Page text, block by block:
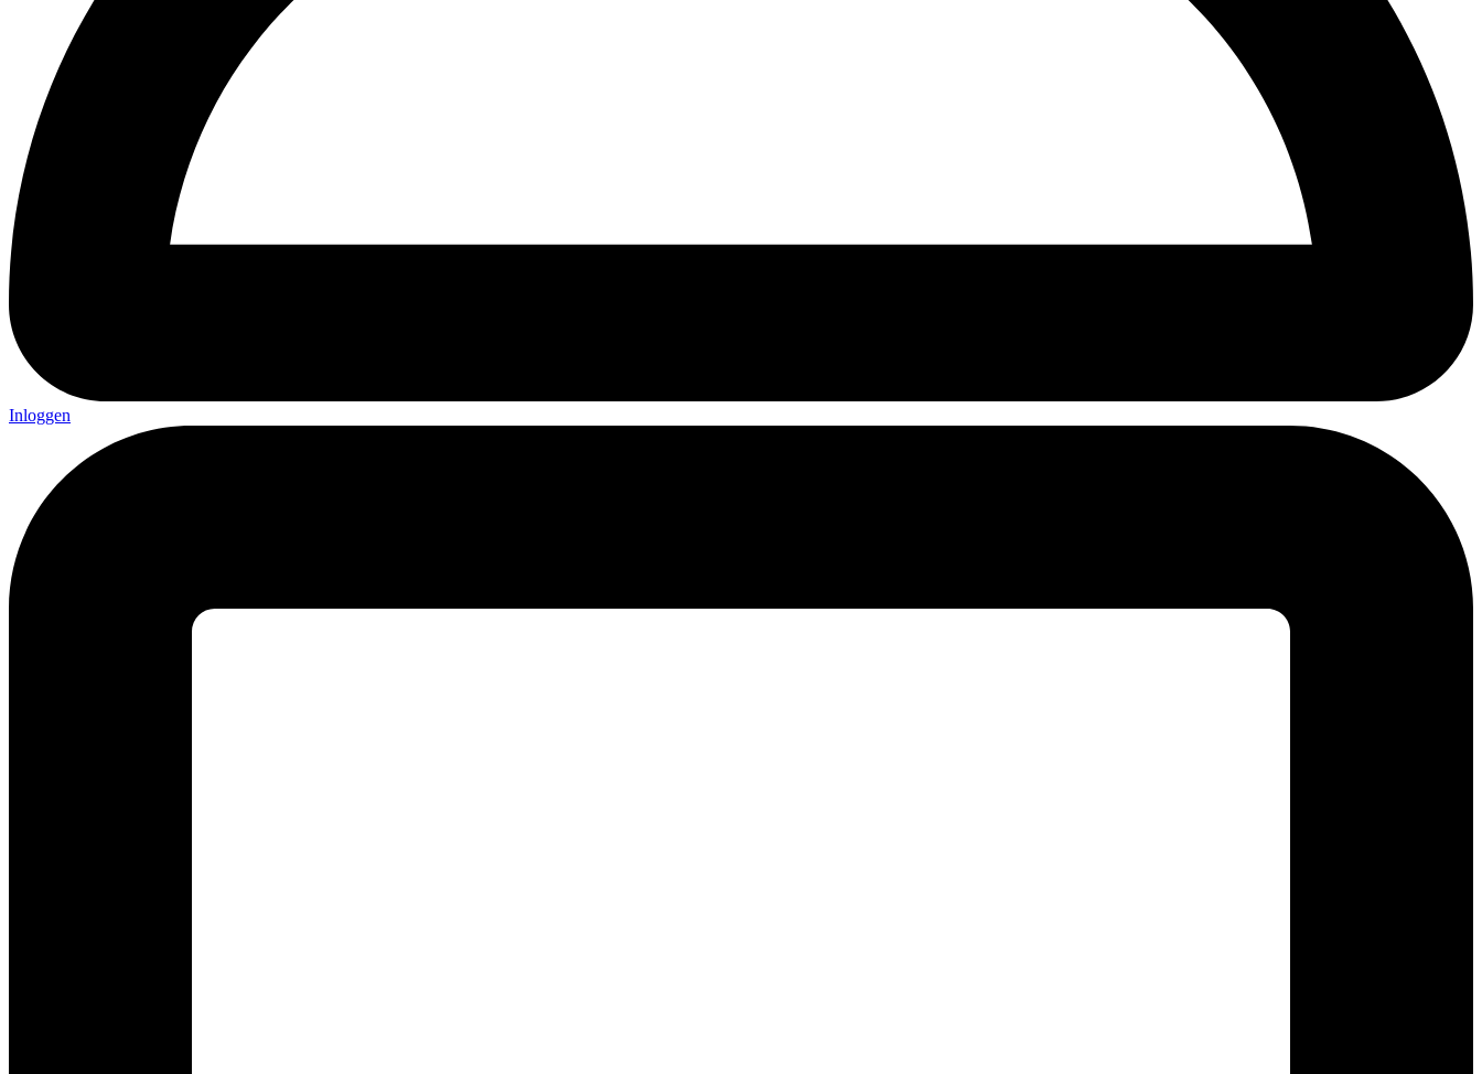
Inloggen